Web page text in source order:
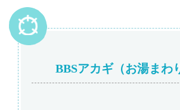
BBSアカギ（お湯まわ